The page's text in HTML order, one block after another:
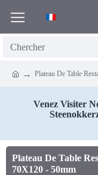
Plateau De Table
Venez Visiter
Plateau De Table
70X120 - 50mm